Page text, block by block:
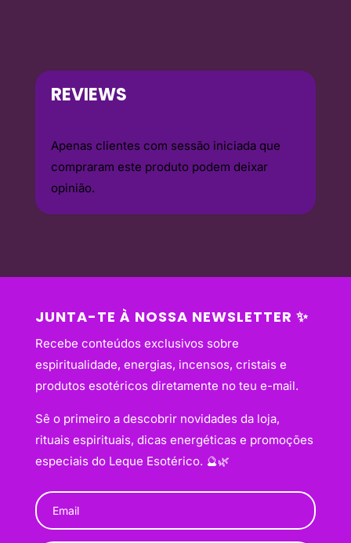
REVIEWS
Apenas clientes com sessão iniciada que
compraram este produto podem deixar
opinião.
JUNTA-TE À NOSSA NEWSLETTER ✨
Recebe conteúdos exclusivos sobre
espiritualidade, energias, incensos, cristais e
produtos esotéricos diretamente no teu e-mail.
Sê o primeiro a descobrir novidades da loja,
rituais espirituais, dicas energéticas e promoções
especiais do Leque Esotérico. 🔮🌿